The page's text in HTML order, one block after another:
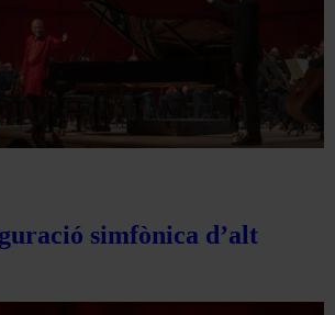
simfònica d’alt